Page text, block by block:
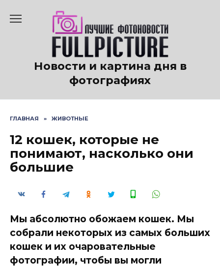
содержанию
Новости и картина дня в
фотографиях
ГЛАВНАЯ » ЖИВОТНЫЕ
12 кошек, которые не
понимают, насколько они
большие
Мы абсолютно обожаем кошек. Мы
собрали некоторых из самых больших
кошек и их очаровательные
фотографии, чтобы вы могли